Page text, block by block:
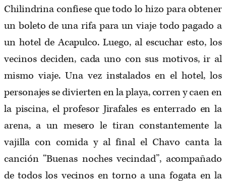
Chilindrina confiese que todo lo hizo para obtener
un boleto de una rifa para un viaje todo pagado a
un hotel de Acapulco. Luego, al escuchar esto, los
vecinos deciden, cada uno con sus motivos, ir al
mismo viaje. Una vez instalados en el hotel, los
personajes se divierten en la playa, corren y caen en
la piscina, el profesor Jirafales es enterrado en la
arena, a un mesero le tiran constantemente la
vajilla con comida y al final el Chavo canta la
canción “Buenas noches vecindad”, acompañado
de todos los vecinos en torno a una fogata en la